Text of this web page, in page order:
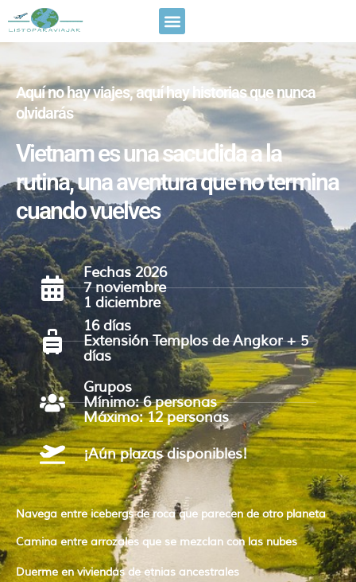
Aquí no hay viajes, aquí hay historias que nunca
olvidarás
Vietnam es una sacudida a la
rutina, una aventura que no termina
cuando vuelves
Fechas 2026
7 noviembre
1 diciembre
16 días
Extensión Templos de Angkor + 5
días
Grupos
Mínimo: 6 personas
Máximo: 12 personas
¡Aún plazas disponibles!
Navega entreicebergs de roca que parecen de otro planeta
Camina entre arrozales que se mezclan con las nubes
Duerme enviviendas de etnias ancestrales